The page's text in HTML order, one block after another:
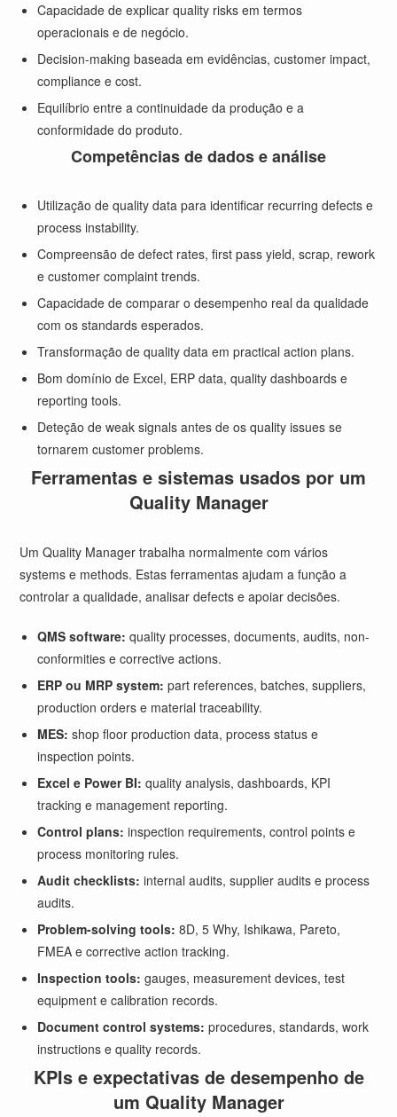
Capacidade de explicar quality risks em termos
operacionais e de negócio.
Decision-making baseada em evidências, customer impact,
compliance e cost.
Equilíbrio entre a continuidade da produção e a
conformidade do produto.
Competências de dados e análise
Utilização de quality data para identificar recurring defects e
process instability.
Compreensão de defect rates, first pass yield, scrap, rework
e customer complaint trends.
Capacidade de comparar o desempenho real da qualidade
com os standards esperados.
Transformação de quality data em practical action plans.
Bom domínio de Excel, ERP data, quality dashboards e
reporting tools.
Deteção de weak signals antes de os quality issues se
tornarem customer problems.
Ferramentas e sistemas usados por um
Quality Manager
Um Quality Manager trabalha normalmente com vários
systems e methods. Estas ferramentas ajudam a função a
controlar a qualidade, analisar defects e apoiar decisões.
QMS software: quality processes, documents, audits, non-
conformities e corrective actions.
ERP ou MRP system: part references, batches, suppliers,
production orders e material traceability.
MES: shop floor production data, process status e
inspection points.
Excel e Power BI: quality analysis, dashboards, KPI
tracking e management reporting.
Control plans: inspection requirements, control points e
process monitoring rules.
Audit checklists: internal audits, supplier audits e process
audits.
Problem-solving tools: 8D, 5 Why, Ishikawa, Pareto,
FMEA e corrective action tracking.
Inspection tools: gauges, measurement devices, test
equipment e calibration records.
Document control systems: procedures, standards, work
instructions e quality records.
KPIs e expectativas de desempenho de
um Quality Manager